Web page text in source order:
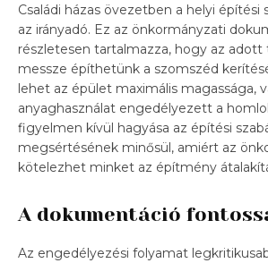
Családi házas övezetben a helyi építési
az irányadó. Ez az önkormányzati
részletesen tartalmazza, hogy az adott
messze építhetünk a szomszéd
lehet az épület maximális magassága,
anyaghasználat engedélyezett a
figyelmen kívül hagyása az építési
megsértésének minősül, amiért az
kötelezhet minket az építmény
A dokumentáció
Az engedélyezési folyamat